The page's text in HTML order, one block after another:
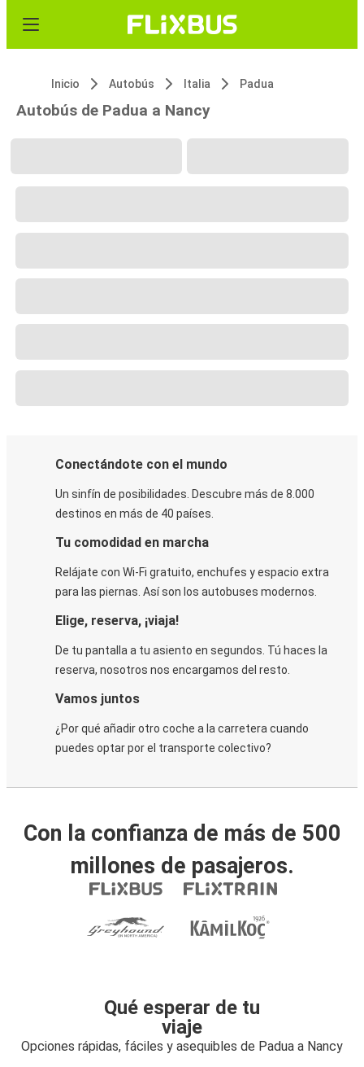
Inicio Autobús Italia Padua
Autobús de Padua a Nancy
Conectándote con el mundo
Un sinfín de posibilidades. Descubre más de 8.000
destinos en más de 40 países.
Tu comodidad en marcha
Relájate con Wi-Fi gratuito, enchufes y espacio extra
para las piernas. Así son los autobuses modernos.
Elige, reserva, ¡viaja!
De tu pantalla a tu asiento en segundos. Tú haces la
reserva, nosotros nos encargamos del resto.
Vamos juntos
¿Por qué añadir otro coche a la carretera cuando
puedes optar por el transporte colectivo?
Con la confianza de más de 500
millones de pasajeros.
Qué esperar de tu
viaje
Opciones rápidas, fáciles y asequibles de Padua a Nancy